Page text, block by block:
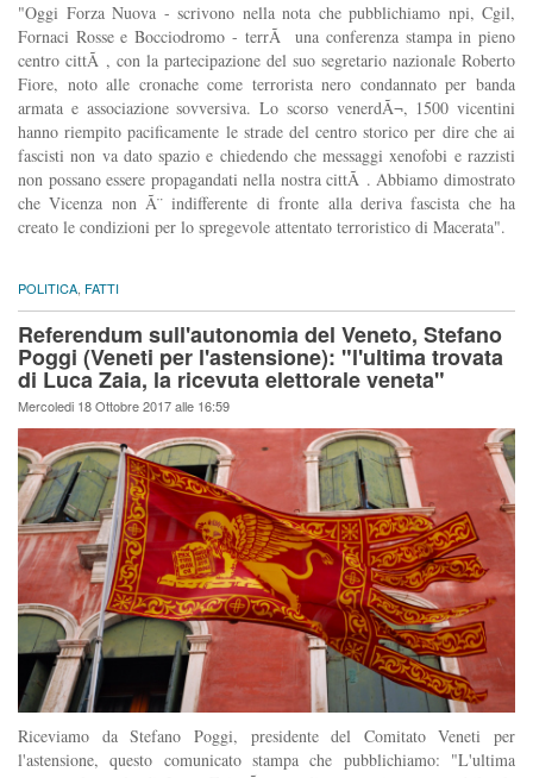
"Oggi Forza Nuova - scrivono nella nota che pubblichiamo npi, Cgil,
Fornaci Rosse e Bocciodromo - terrÃ una conferenza stampa in pieno
centro cittÃ , con la partecipazione del suo segretario nazionale Roberto
Fiore, noto alle cronache come terrorista nero condannato per banda
armata e associazione sovversiva. Lo scorso venerdÃ¬, 1500 vicentini
hanno riempito pacificamente le strade del centro storico per dire che ai
fascisti non va dato spazio e chiedendo che messaggi xenofobi e razzisti
non possano essere propagandati nella nostra cittÃ . Abbiamo dimostrato
che Vicenza non Ã¨ indifferente di fronte alla deriva fascista che ha
creato le condizioni per lo spregevole attentato terroristico di Macerata".
POLITICA, FATTI
Referendum sull'autonomia del Veneto, Stefano
Poggi (Veneti per l'astensione): "l'ultima trovata
di Luca Zaia, la ricevuta elettorale veneta"
Mercoledi 18 Ottobre 2017 alle 16:59
Riceviamo da Stefano Poggi, presidente del Comitato Veneti per
l'astensione, questo comunicato stampa che pubblichiamo: "L'ultima